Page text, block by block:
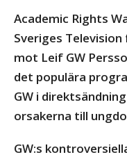
Academic Rights
Sveriges
mot Leif GW
det populära
GW i
orsakerna till
GW:s